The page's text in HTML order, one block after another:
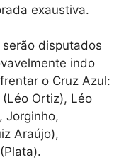
exaustiva.
disputados
indo
o Cruz Azul:
(Léo Ortiz), Léo
Jorginho,
Araújo),